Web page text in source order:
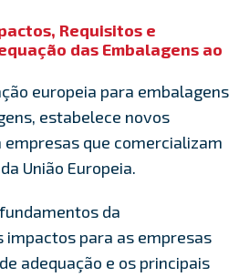
Requisitos e
das Embalagens ao
europeia para embalagens
estabelece novos
que comercializam
União Europeia.
da
impactos para as empresas
adequação e os principais